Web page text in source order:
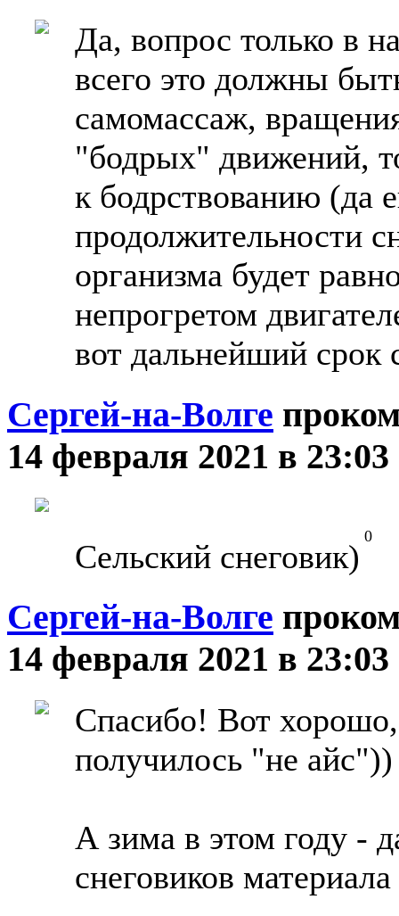
Да, вопрос только в
всего это должны
самомассаж,
"бодрых" движений,
к бодрствованию (да
продолжительности
организма будет
непрогретом
вот дальнейший срок
Сергей-на-Волге
14 февраля 2021 в 23:03
Сельский снеговик)
0
Сергей-на-Волге
14 февраля 2021 в 23:03
Спасибо! Вот хорошо,
получилось "не айс"))
А зима в этом году -
снеговиков